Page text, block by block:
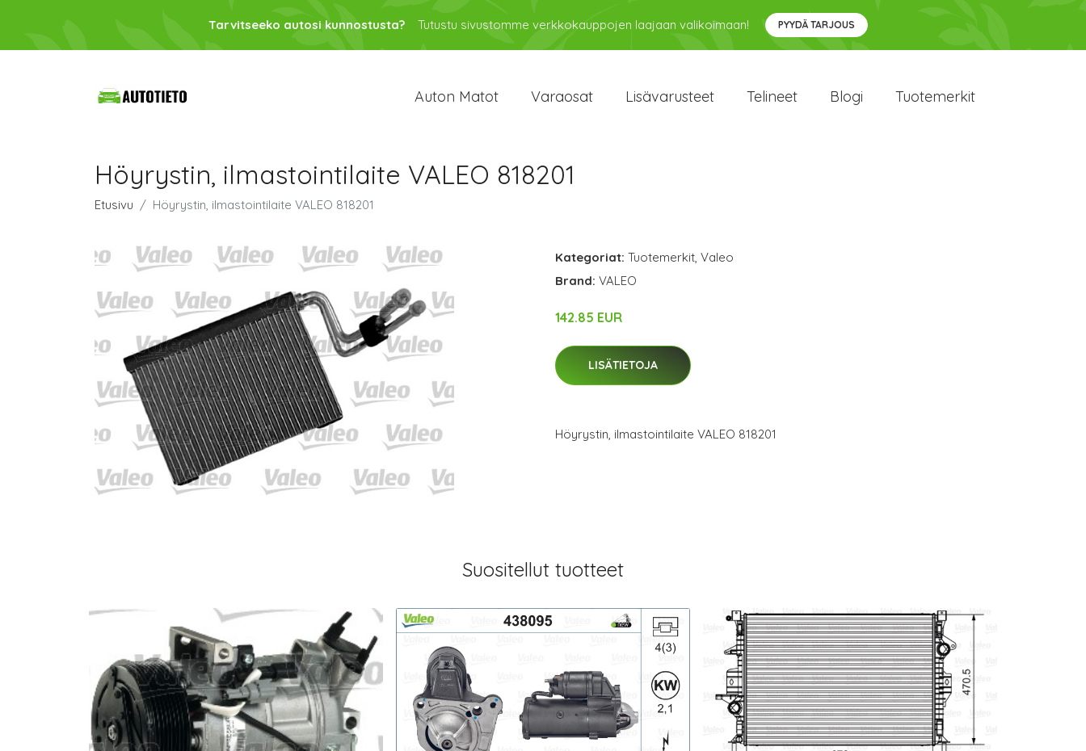
Tarvitseeko autosi kunnostusta? Tutustu sivustomme verkkokauppojen laajaan valikoimaan! PYYDÄ TARJOUS
Auton Matot Varaosat Lisävarusteet Telineet Blogi Tuotemerkit
Höyrystin, ilmastointilaite VALEO 818201
Etusivu Höyrystin, ilmastointilaite VALEO 818201
Kategoriat: Tuotemerkit, Valeo
Brand: VALEO
142.85 EUR
LISÄTIETOJA
Höyrystin, ilmastointilaite VALEO 818201
Suositellut tuotteet